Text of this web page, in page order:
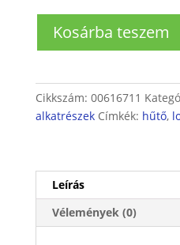
hűtőKosárba teszem
Cikkszám: 00616711
alkatrészek Címkék: hűtő,
Leírás
Vélemények (0)